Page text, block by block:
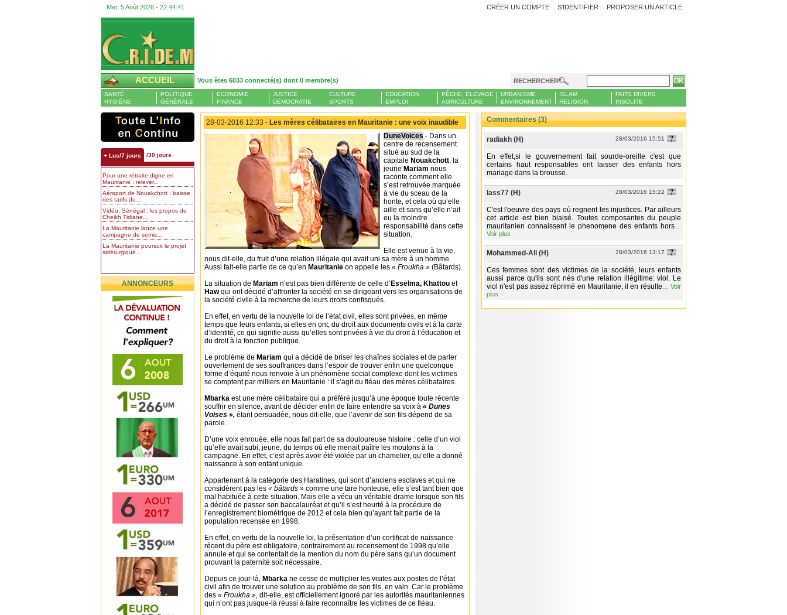
Mer, 5 Août 2026 - 22:44:42 PROPOSER UN ARTICLE
CRÉER UN COMPTE S'IDENTIFIER
ACCUEIL Vous êtes 6033 connecté(s) dont 0 membre(s) RECHERCHER
SANTÉ
HYGIÈNE
POLITIQUE
GÉNÉRALE
ECONOMIE
FINANCE
JUSTICE
DÉMOCRATIE
CULTURE
SPORTS
EDUCATION
EMPLOI
PÊCHE, ELEVAGE
AGRICULTURE
URBANISME
ENVIRONNEMENT
ISLAM
RELIGION
FAITS DIVERS
INSOLITE
+ Lus/7 jours /30 jours
Pour une retraite digne en
Mauritanie : relever...
Aéroport de Nouakchott : baisse
des tarifs du...
Vidéo. Sénégal : les propos de
Cheikh Tidiane...
La Mauritanie lance une
campagne de semis...
La Mauritanie poursuit le projet
sidérurgique...
ANNONCEURS
28-03-2016 12:33 - Les mères célibataires en Mauritanie : une voix inaudible
DuneVoices - Dans un
centre de recensement
situé au sud de la
capitale Nouakchott, la
jeune Mariam nous
raconte comment elle
s’est retrouvée marquée
à vie du sceau de la
honte, et cela où qu’elle
aille et sans qu’elle n’ait
eu la moindre
responsabilité dans cette
situation.
Elle est venue à la vie,
nous dit-elle, du fruit d’une relation illégale qui avait uni sa mère à un homme.
Aussi fait-elle partie de ce qu’en Mauritanie on appelle les « Froukha » (Bâtards).
La situation de Mariam n’est pas bien différente de celle d’ Esselma, Khattou et
Hawqui ont décidé d’affronter la société en se dirigeant vers les organisations de
la société civile à la recherche de leurs droits confisqués.
En effet, en vertu de la nouvelle loi de l’état civil, elles sont privées, en même
temps que leurs enfants, si elles en ont, du droit aux documents civils et à la carte
d’identité, ce qui signifie aussi qu’elles sont privées à vie du droit à l’éducation et
du droit à la fonction publique.
Le problème de Mariam qui a décidé de briser les chaînes sociales et de parler
ouvertement de ses souffrances dans l’espoir de trouver enfin une quelconque
forme d’équité nous renvoie à un phénomène social complexe dont les victimes
se comptent par milliers en Mauritanie : il s’agit du fléau des mères célibataires.
Mbarka est une mère célibataire qui a préféré jusqu’à une époque toute récente
souffrir en silence, avant de décider enfin de faire entendre sa voix à « Dunes
Voises », étant persuadée, nous dit-elle, que l’avenir de son fils dépend de sa
parole.
D’une voix enrouée, elle nous fait part de sa douloureuse histoire : celle d’un viol
qu’elle avait subi, jeune, du temps où elle menait paître les moutons à la
campagne. En effet, c’est après avoir été violée par un chamelier, qu’elle a donné
naissance à son enfant unique.
Appartenant à la catégorie des Haratines, qui sont d’anciens esclaves et qui ne
considèrent pas les « bâtards » comme une tare honteuse, elle s’est tant bien que
mal habituée à cette situation. Mais elle a vécu un véritable drame lorsque son fils
a décidé de passer son baccalauréat et qu’il s’est heurté à la procédure de
l’enregistrement biométrique de 2012 et cela bien qu’ayant fait partie de la
population recensée en 1998.
En effet, en vertu de la nouvelle loi, la présentation d’un certificat de naissance
récent du père est obligatoire, contrairement au recensement de 1998 qu’elle
annule et qui se contentait de la mention du nom du père sans qu’un document
prouvant la paternité soit nécessaire.
Depuis ce jour-là, Mbarka ne cesse de multiplier les visites aux postes de l’état
civil afin de trouver une solution au problème de son fils, en vain. Car le problème
des « Froukha », dit-elle, est officiellement ignoré par les autorités mauritaniennes
qui n’ont pas jusque-là réussi à faire reconnaître les victimes de ce fléau.
Commentaires (3)
radiakh (H) 28/03/2016 15:51
En effet,si le gouvernement fait sourde-oreille c'est que
certains haut responsables ont laisser des enfants hors
mariage dans la brousse.
lass77 (H) 28/03/2016 15:22
C'est l'oeuvre des pays où regnent les injustices. Par ailleurs
cet article est bien biaisé. Toutes composantes du peuple
mauritanien connaissent le phenomene des enfants hors
Voir plus
Mohammed-Ali (H) 28/03/2016 13:17
Ces femmes sont des victimes de la société, leurs enfants
aussi parce qu'ils sont nés d'une relation illégitime: viol. Le
viol n'est pas assez réprimé en Mauritanie, il en résulte …Voir
plus